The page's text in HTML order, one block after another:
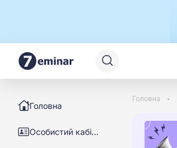
Головна
Особистий кабінет
Головна